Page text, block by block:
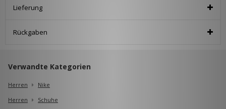
Lieferung
Rückgaben
Verwandte Kategorien
Herren
Nike
Herren
Schuhe